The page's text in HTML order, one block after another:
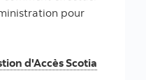
pour
d'Accès Scotia